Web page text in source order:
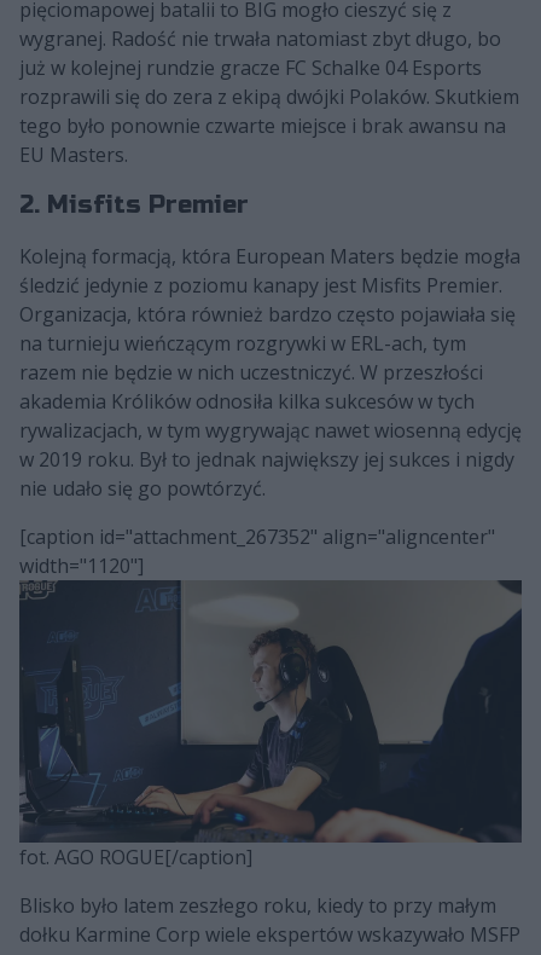
pięciomapowej batalii to BIG mogło cieszyć się z
wygranej. Radość nie trwała natomiast zbyt długo, bo
już w kolejnej rundzie gracze FC Schalke 04 Esports
rozprawili się do zera z ekipą dwójki Polaków. Skutkiem
tego było ponownie czwarte miejsce i brak awansu na
EU Masters.
2. Misfits Premier
Kolejną formacją, która European Maters będzie mogła
śledzić jedynie z poziomu kanapy jest Misfits Premier.
Organizacja, która również bardzo często pojawiała się
na turnieju wieńczącym rozgrywki w ERL-ach, tym
razem nie będzie w nich uczestniczyć. W przeszłości
akademia Królików odnosiła kilka sukcesów w tych
rywalizacjach, w tym wygrywając nawet wiosenną edycję
w 2019 roku. Był to jednak największy jej sukces i nigdy
nie udało się go powtórzyć.
[caption id="attachment_267352" align="aligncenter"
width="1120"]
fot. AGO ROGUE[/caption]
Blisko było latem zeszłego roku, kiedy to przy małym
dołku Karmine Corp wiele ekspertów wskazywało MSFP